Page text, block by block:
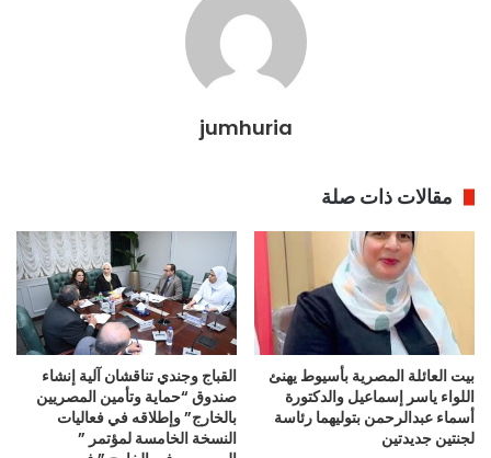
jumhuria
مقالات ذات صلة
بيت العائلة المصرية بأسيوط يهنئ
اللواء ياسر إسماعيل والدكتورة
أسماء عبدالرحمن بتوليهما رئاسة
لجنتين جديدتين
القباج وجندي تناقشان آلية إنشاء
صندوق “حماية وتأمين المصريين
بالخارج” وإطلاقه في فعاليات
النسخة الخامسة لمؤتمر ”